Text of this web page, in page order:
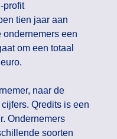
profit
tien jaar aan
ondernemers een
om een totaal
naar de
Qredits is een
Ondernemers
soorten